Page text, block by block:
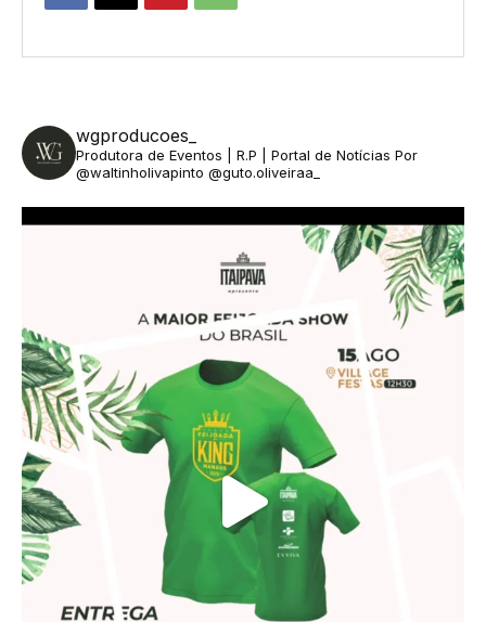
wgproducoes_
Produtora de Eventos | R.P | Portal de Notícias Por
@waltinholivapinto @guto.oliveiraa_